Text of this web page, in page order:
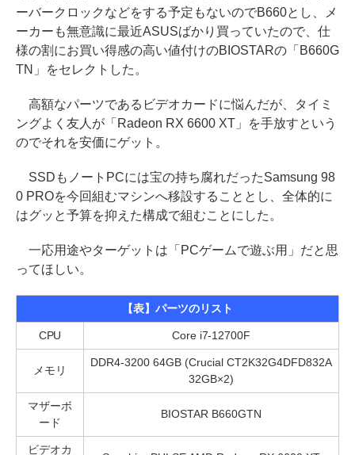
ーバークロックなどをする予定もないのでB660とし、メ
ーカーも無意識に最近ASUSばかり買っていたので、仕
様の割にお買い得感の高い値付けのBIOSTARの「B660G
TN」をセレクトした。
高額なパーツであるビデオカードに悩んだが、タイミ
ングよく友人が「Radeon RX 6600 XT」を手放すという
のでそれを安価にゲット。
SSDもノートPCには宝の持ち腐れだったSamsung 98
0 PROを今回組むマシンへ移設することとし、全体的に
はグッと予算を抑えた構成で組むことにした。
一応用途やターゲットは「PCゲームで遊ぶ用」だと思
ってほしい。
【表】パーツのリスト
CPU Core i7-12700F
メモリ
DDR4-3200 64GB (Crucial CT2K32G4DFD832A
32GB×2)
マザーボ
ード
BIOSTAR B660GTN
ビデオカ